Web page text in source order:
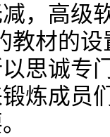
，高级
教材的
思诚专
炼成员